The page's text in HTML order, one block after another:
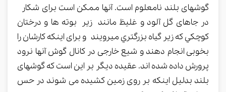
گوشهای بلند نامعلوم است. آنها ممکن است برای شکار
در جاهای گل آلود و غلیظ مانند زیر بوته‌ ها و درختان‌
كوچكي‌ كه‌ زير گياه بزرگتري‌ ميرويند و برای اینکه کارشان را
بخوبی انجام دهند و شیع خارجی در کانال گوش آنها نرود
پرورش داده شده اند. عقیده دیگر بر این است که گوشهای
بلند بدلیل اینکه بر روی زمین کشیده می شوند در حس